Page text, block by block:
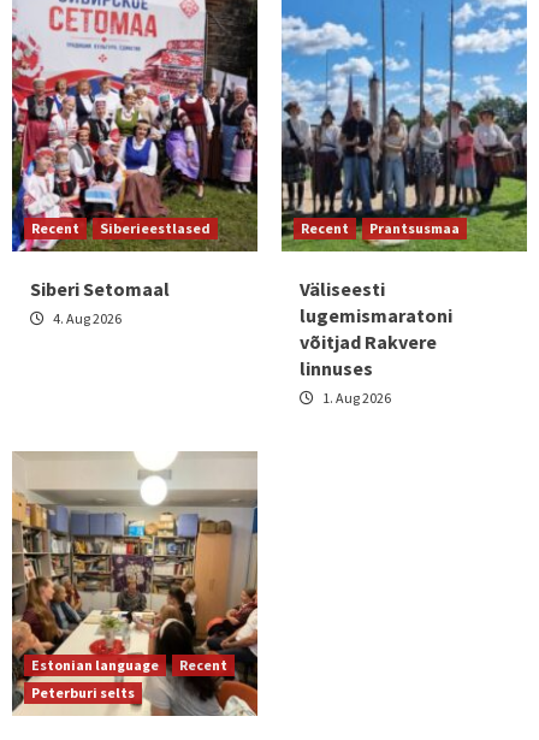
Recent Siberieestlased
Siberi Setomaal
4. Aug 2026
Recent Prantsusmaa
Väliseesti
lugemismaratoni
võitjad Rakvere
linnuses
1. Aug 2026
Estonian language
Recent
Peterburi selts